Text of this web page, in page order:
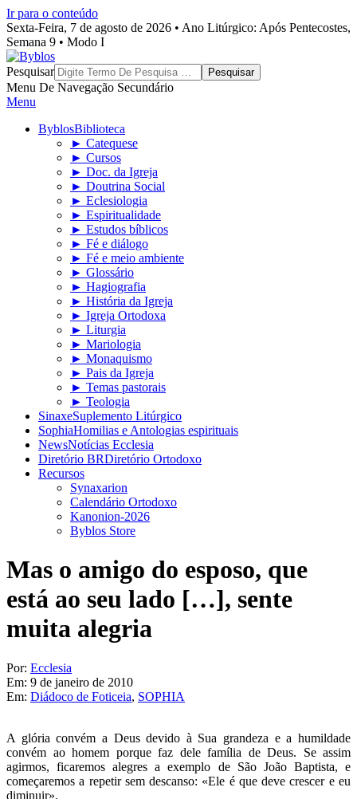
Ir para o conteúdo
Sexta-Feira, 7 de agosto de 2026 • Ano Litúrgico: Após Pentecostes,
Semana 9 • Modo I
Byblos
Pesquisar
Menu De Navegação Secundário
Menu
ByblosBiblioteca
► Catequese
► Cursos
► Doc. da Igreja
► Doutrina Social
► Eclesiologia
► Espiritualidade
► Estudos bíblicos
► Fé e diálogo
► Fé e meio ambiente
► Glossário
► Hagiografia
► História da Igreja
► Igreja Ortodoxa
► Liturgia
► Mariologia
► Monaquismo
► Pais da Igreja
► Temas pastorais
► Teologia
SinaxeSuplemento Litúrgico
SophiaHomilias e Antologias espirituais
NewsNotícias Ecclesia
Diretório BRDiretório Ortodoxo
Recursos
Synaxarion
Calendário Ortodoxo
Kanonion-2026
Byblos Store
Mas o amigo do esposo, que
está ao seu lado […], sente
muita alegria
Por: Ecclesia
Em: 9 de janeiro de 2010
Em: Diádoco de Foticeia, SOPHIA
A glória convém a Deus devido à Sua grandeza e a humildade
convém ao homem porque faz dele família de Deus. Se assim
agirmos, ficaremos alegres a exemplo de São João Baptista, e
começaremos a repetir sem descanso: «Ele é que deve crescer e eu
diminuir».